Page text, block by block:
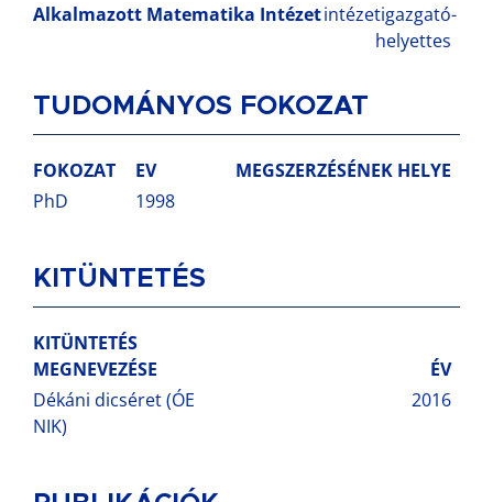
Alkalmazott Matematika Intézetintézetigazgató-
helyettes
TUDOMÁNYOS FOKOZAT
FOKOZAT EV
MEGSZERZÉSÉNEK HELYE
PhD
1998
KITÜNTETÉS
KITÜNTETÉS
MEGNEVEZÉSE
ÉV
Dékáni dicséret (ÓE
NIK)
2016